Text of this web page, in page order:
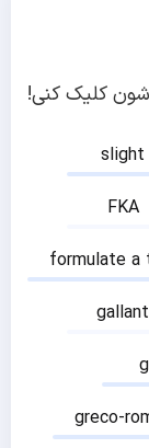
کلیک کنی!
slight
FKA
formulate a
gallant
greco-